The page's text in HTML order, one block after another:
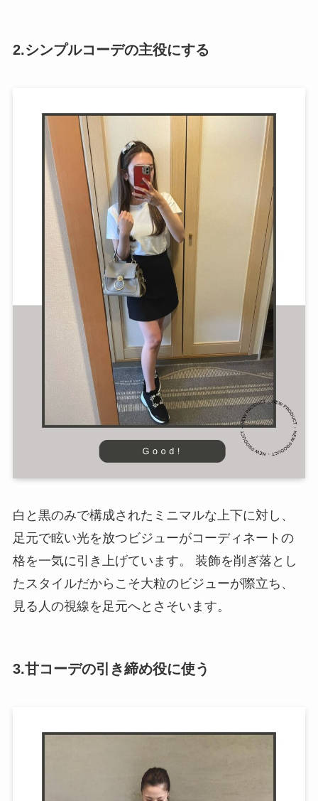
2.シンプルコーデの主役にする
白と黒のみで構成されたミニマルな上下に対し、
足元で眩い光を放つビジューがコーディネートの
格を一気に引き上げています。 装飾を削ぎ落とし
たスタイルだからこそ大粒のビジューが際立ち、
見る人の視線を足元へとさそいます。
3.甘コーデの引き締め役に使う